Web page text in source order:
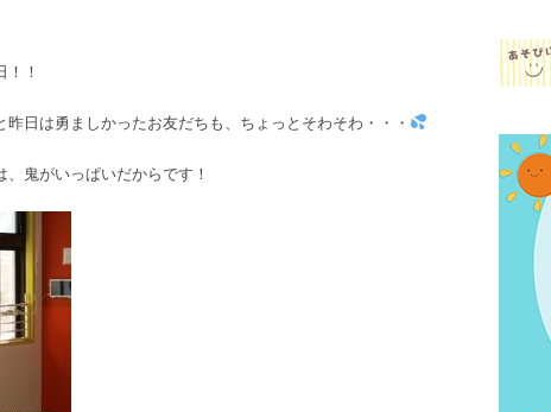
！
昨日は勇ましかったお友だちも、ちょっとそわそわ・・・
鬼がいっぱいだからです！